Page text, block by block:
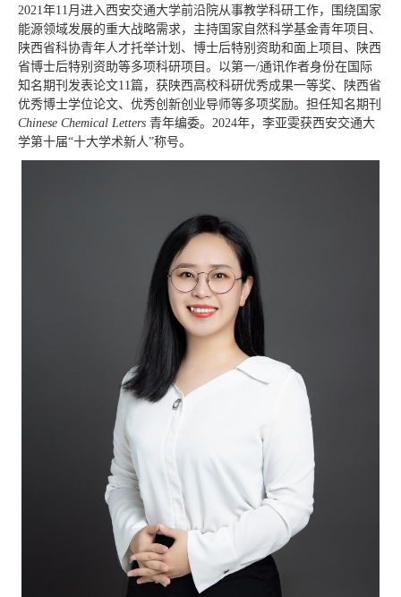
2021年11月进入西安交通大学前沿院从事教学科研工作，围绕国家
能源领域发展的重大战略需求，主持国家自然科学基金青年项目、
陕西省科协青年人才托举计划、博士后特别资助和面上项目、陕西
省博士后特别资助等多项科研项目。以第一/通讯作者身份在国际
知名期刊发表论文11篇，获陕西高校科研优秀成果一等奖、陕西省
优秀博士学位论文、优秀创新创业导师等多项奖励。担任知名期刊
Chinese Chemical Letters 青年编委。2024年，李亚雯获西安交通大
学第十届“十大学术新人”称号。